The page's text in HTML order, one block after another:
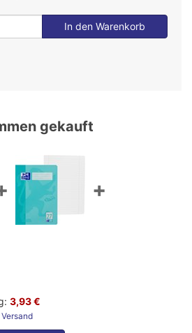
gekauft
+
3,93 €